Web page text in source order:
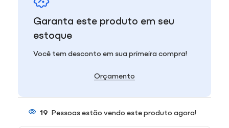
Garanta este produto em seu
estoque
Você tem desconto em sua primeira compra!
Orçamento
19 Pessoas estão vendo este produto agora!